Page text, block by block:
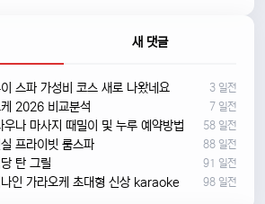
새 댓글
스파 가성비 코스 새로 나왔네요 3 일전
2026 비교분석 7 일전
우나 마사지 때밀이 및 누루 예약방법 58 일전
프라이빗 룸스파 88 일전
탄 그릴 91 일전
인 가라오케 초대형 신상 karaoke 98 일전